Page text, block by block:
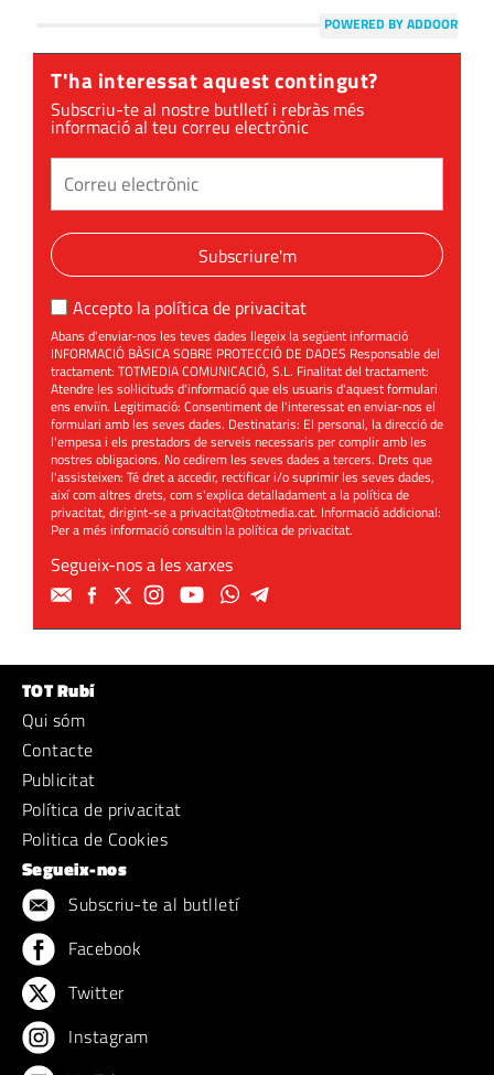
POWERED BY ADDOOR
T'ha interessat aquest contingut?
Subscriu-te al nostre butlletí i rebràs més
informació al teu correu electrònic
Subscriure'm
Accepto la política de privacitat
Abans d'enviar-nos les teves dades llegeix la següent informació
INFORMACIÓ BÀSICA SOBRE PROTECCIÓ DE DADES Responsable del
tractament: TOTMEDIA COMUNICACIÓ, S.L. Finalitat del tractament:
Atendre les sol·licituds d'informació que els usuaris d'aquest formulari
ens enviïn. Legitimació: Consentiment de l'interessat en enviar-nos el
formulari amb les seves dades. Destinataris: El personal, la direcció de
l'empesa i els prestadors de serveis necessaris per complir amb les
nostres obligacions. No cedirem les seves dades a tercers. Drets que
l'assisteixen: Té dret a accedir, rectificar i/o suprimir les seves dades,
així com altres drets, com s'explica detalladament a la política de
privacitat, dirigint-se aprivacitat@totmedia.cat. Informació addicional:
Per a més informació consultin lapolítica de privacitat.
Segueix-nos a les xarxes
TOT Rubí
Qui sóm
Contacte
Publicitat
Política de privacitat
Politica de Cookies
Segueix-nos
Subscriu-te al butlletí
Facebook
Twitter
Instagram